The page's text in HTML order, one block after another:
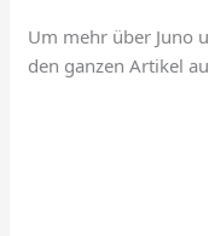
Um mehr über Juno
den ganzen Artikel